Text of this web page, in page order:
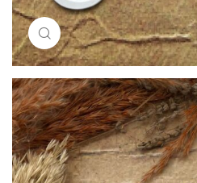
Resimi büyütmek için tıklayın